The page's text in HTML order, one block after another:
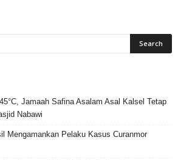
Jamaah Safina Asalam Asal Kalsel Tetap
Nabawi
Mengamankan Pelaku Kasus Curanmor